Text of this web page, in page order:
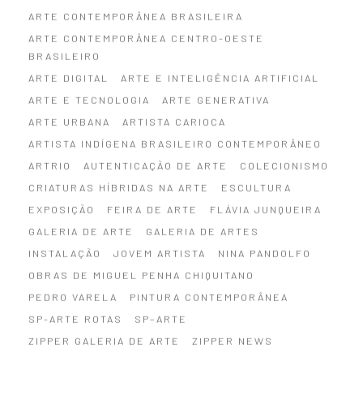
ARTE CONTEMPORÂNEA BRASILEIRA
ARTE CONTEMPORÂNEA CENTRO-OESTE
BRASILEIRO
ARTE DIGITAL
ARTE E INTELIGÊNCIA ARTIFICIAL
ARTE E TECNOLOGIA
ARTE GENERATIVA
ARTE URBANA
ARTISTA CARIOCA
ARTISTA INDÍGENA BRASILEIRO CONTEMPORÂNEO
ARTRIO
AUTENTICAÇÃO DE ARTE
COLECIONISMO
CRIATURAS HÍBRIDAS NA ARTE
ESCULTURA
EXPOSIÇÃO
FEIRA DE ARTE
FLÁVIA JUNQUEIRA
GALERIA DE ARTE
GALERIA DE ARTES
INSTALAÇÃO
JOVEM ARTISTA
NINA PANDOLFO
OBRAS DE MIGUEL PENHA CHIQUITANO
PEDRO VARELA
PINTURA CONTEMPORÂNEA
SP-ARTE ROTAS
SP–ARTE
ZIPPER GALERIA DE ARTE
ZIPPER NEWS